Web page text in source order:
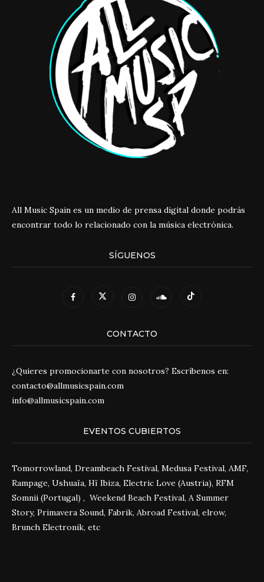
All Music Spain es un medio de prensa digital donde podrás
encontrar todo lo relacionado con la música electrónica.
SÍGUENOS
CONTACTO
¿Quieres promocionarte con nosotros? Escríbenos en:
contacto@allmusicspain.com
info@allmusicspain.com
EVENTOS CUBIERTOS
Tomorrowland, Dreambeach Festival, Medusa Festival, AMF,
Rampage, Ushuaïa, Hï Ibiza, Electric Love (Austria), RFM
Somnii (Portugal) , Weekend Beach Festival, A Summer
Story, Primavera Sound, Fabrik, Abroad Festival, elrow,
Brunch Electronik, etc